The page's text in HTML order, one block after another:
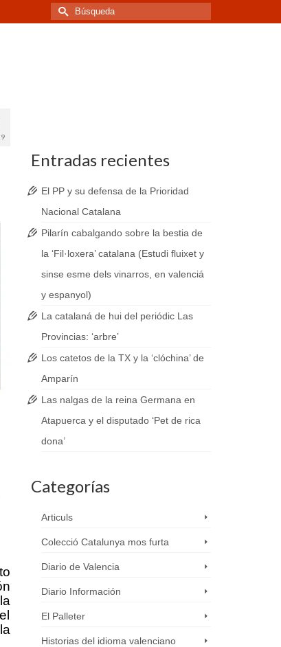
Buscar
por:
Entradas recientes
El PP y su defensa de la Prioridad
Nacional Catalana
Pilarín cabalgando sobre la bestia de
la ‘Fil·loxera’ catalana (Estudi fluixet y
sinse esme dels vinarros, en valenciá
y espanyol)
La catalaná de hui del periódic Las
Provincias: ‘arbre’
Los catetos de la TX y la ‘clóchina’ de
Amparín
Las nalgas de la reina Germana en
Atapuerca y el disputado ‘Pet de rica
dona’
Categorías
Articuls
Colecció Catalunya mos furta
Diario de Valencia
Diario Información
El Palleter
Historias del idioma valenciano